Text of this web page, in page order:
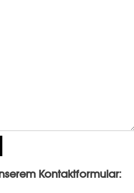
Kontaktformular: